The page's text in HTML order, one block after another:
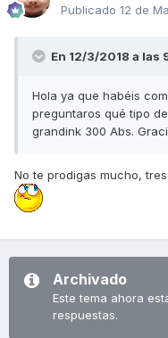
Publicado 12 de
En 12/3/2018 a las
Hola ya que habéis
preguntaros qué tipo
grandink 300 Abs.
No te prodigas mucho,
Archivado
Este tema ahora
respuestas.